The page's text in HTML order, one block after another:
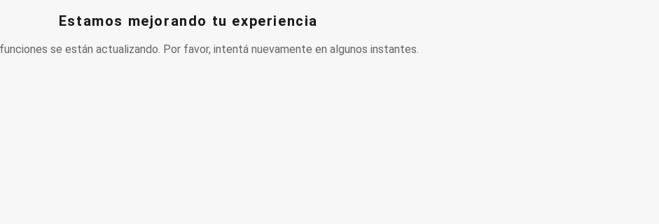
Estamos mejorando tu experiencia
se están actualizando. Por favor, intentá nuevamente en algunos instantes.